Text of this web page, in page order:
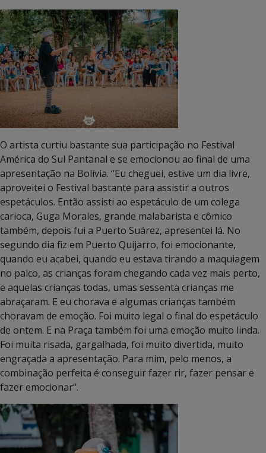
O artista curtiu bastante sua participação no Festival
América do Sul Pantanal e se emocionou ao final de uma
apresentação na Bolívia. “Eu cheguei, estive um dia livre,
aproveitei o Festival bastante para assistir a outros
espetáculos. Então assisti ao espetáculo de um colega
carioca, Guga Morales, grande malabarista e cômico
também, depois fui a Puerto Suárez, apresentei lá. No
segundo dia fiz em Puerto Quijarro, foi emocionante,
quando eu acabei, quando eu estava tirando a maquiagem
no palco, as crianças foram chegando cada vez mais perto,
e aquelas crianças todas, umas sessenta crianças me
abraçaram. E eu chorava e algumas crianças também
choravam de emoção. Foi muito legal o final do espetáculo
de ontem. E na Praça também foi uma emoção muito linda.
Foi muita risada, gargalhada, foi muito divertida, muito
engraçada a apresentação. Para mim, pelo menos, a
combinação perfeita é conseguir fazer rir, fazer pensar e
fazer emocionar”.